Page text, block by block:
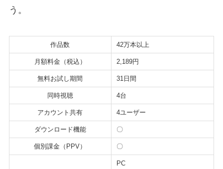
う。
作品数 42万本以上
月額料金（税込） 2,189円
無料お試し期間 31日間
同時視聴 4台
アカウント共有 4ユーザー
ダウンロード機能 〇
個別課金（PPV） 〇
PC